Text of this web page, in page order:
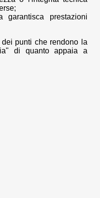
prestazioni
punti che rendono la
di quanto appaia a